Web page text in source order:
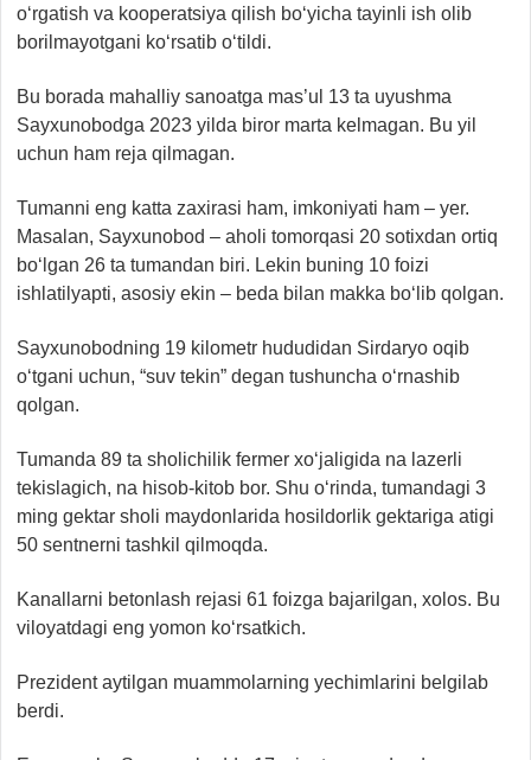
o‘rgatish va kooperatsiya qilish bo‘yicha tayinli ish olib
borilmayotgani ko‘rsatib o‘tildi.
Bu borada mahalliy sanoatga mas’ul 13 ta uyushma
Sayxunobodga 2023 yilda biror marta kelmagan. Bu yil
uchun ham reja qilmagan.
Tumanni eng katta zaxirasi ham, imkoniyati ham – yer.
Masalan, Sayxunobod – aholi tomorqasi 20 sotixdan ortiq
bo‘lgan 26 ta tumandan biri. Lekin buning 10 foizi
ishlatilyapti, asosiy ekin – beda bilan makka bo‘lib qolgan.
Sayxunobodning 19 kilometr hududidan Sirdaryo oqib
o‘tgani uchun, “suv tekin” degan tushuncha o‘rnashib
qolgan.
Tumanda 89 ta sholichilik fermer xo‘jaligida na lazerli
tekislagich, na hisob-kitob bor. Shu o‘rinda, tumandagi 3
ming gektar sholi maydonlarida hosildorlik gektariga atigi
50 sentnerni tashkil qilmoqda.
Kanallarni betonlash rejasi 61 foizga bajarilgan, xolos. Bu
viloyatdagi eng yomon ko‘rsatkich.
Prezident aytilgan muammolarning yechimlarini belgilab
berdi.